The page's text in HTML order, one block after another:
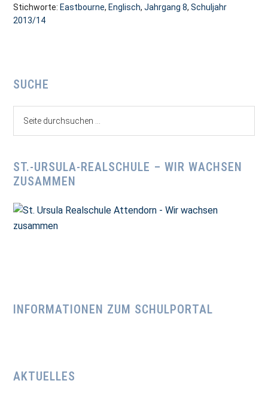
Stichworte: Eastbourne, Englisch,Jahrgang 8,Schuljahr
2013/14
Seitenspalte
SUCHE
ST.-URSULA-REALSCHULE – WIR WACHSEN
ZUSAMMEN
INFORMATIONEN ZUM SCHULPORTAL
AKTUELLES